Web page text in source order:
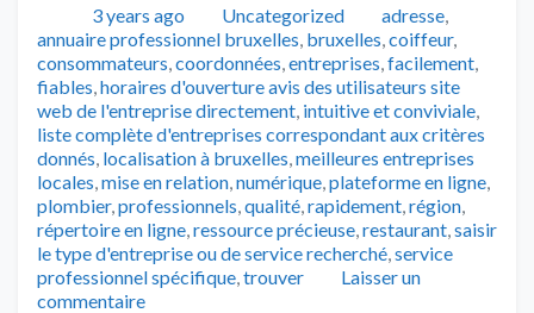
Publié3 years ago Catégories
Uncategorized Tags
adresse,
annuaire professionnel bruxelles, bruxelles,coiffeur,
consommateurs,coordonnées,entreprises,facilement,
fiables,horaires d'ouverture avis des utilisateurs site
web de l'entreprise directement, intuitive et conviviale,
liste complète d'entreprises correspondant aux critères
donnés, localisation à bruxelles,meilleures entreprises
locales,mise en relation,numérique,plateforme en ligne,
plombier,professionnels,qualité,rapidement,région,
répertoire en ligne,ressource précieuse,restaurant,saisir
le type d'entreprise ou de service recherché,service
professionnel spécifique,trouver
Laisser un
commentaire